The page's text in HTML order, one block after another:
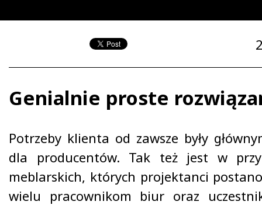
Genialnie proste
Potrzeby klienta od zawsze były
dla producentów. Tak też jest w
meblarskich, których projektanci
wielu pracownikom biur oraz